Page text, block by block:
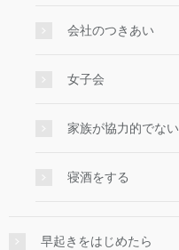
会社のつきあい
女子会
家族が協力的でない
寝酒をする
早起きをはじめたら